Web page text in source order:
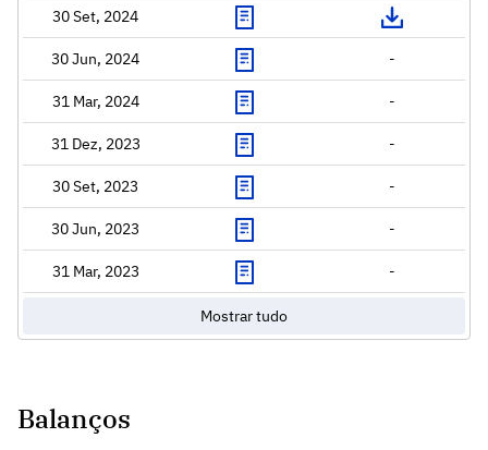
30 Set, 2024
30 Jun, 2024 -
31 Mar, 2024 -
31 Dez, 2023 -
30 Set, 2023 -
30 Jun, 2023 -
31 Mar, 2023 -
Mostrar tudo
Balanços